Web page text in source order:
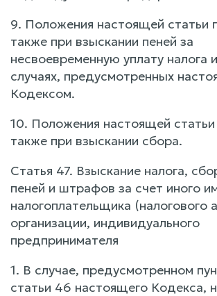
9. Положения настоящей статьи
также при взыскании пеней за
несвоевременную уплату налога
случаях, предусмотренных
Кодексом.
10. Положения настоящей
также при взыскании сбора.
Статья 47. Взыскание налога,
пеней и штрафов за счет иного
налогоплательщика (налогового
организации, индивидуального
предпринимателя
1. В случае, предусмотренном
статьи 46 настоящего Кодекса,